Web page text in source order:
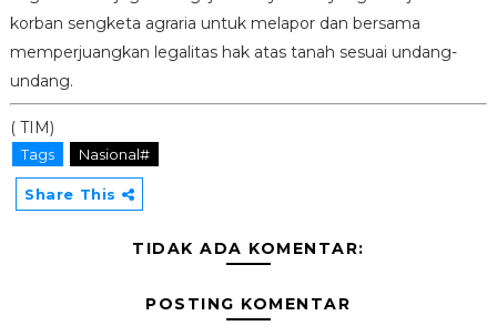
korban sengketa agraria untuk melapor dan bersama
memperjuangkan legalitas hak atas tanah sesuai undang-
undang.
( TIM)
Tags Nasional#
Share This
TIDAK ADA KOMENTAR:
POSTING KOMENTAR